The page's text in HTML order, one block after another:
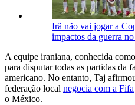
Irã não vai jogar a
impactos da guerra
A equipe iraniana, conhecida
para disputar todas as partidas da
americano. No entanto, Taj
federação local negocia com a Fifa
o México.